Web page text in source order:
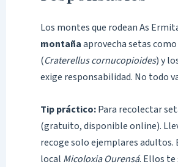
Los montes que rodean As
montañaaprovecha setas
(Craterellus cornucopioides) y
exige responsabilidad. No todo
Tip práctico:Para recolectar
(gratuito, disponible online).
recoge solo ejemplares adultos.
local Micoloxia Ourensá. Ellos te